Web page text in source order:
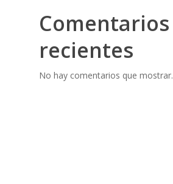
Comentarios
recientes
No hay comentarios que mostrar.